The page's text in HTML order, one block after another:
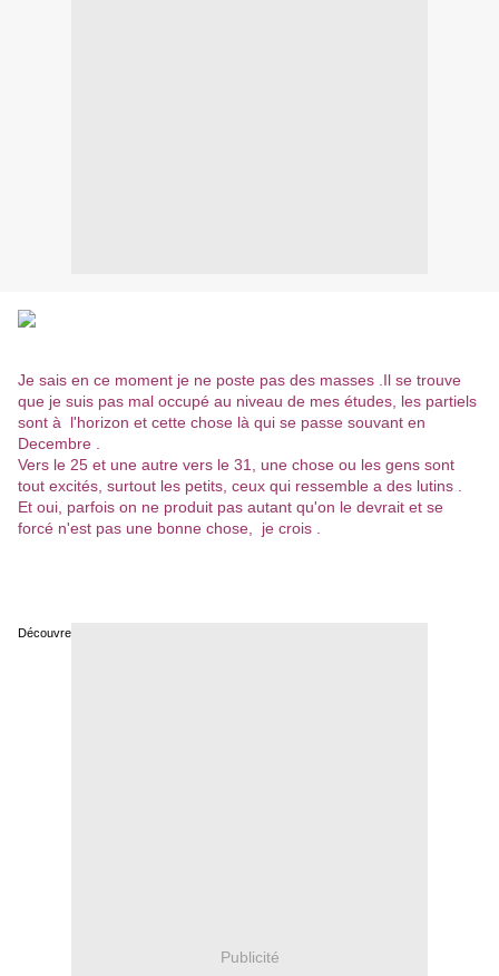
Je sais en ce moment je ne poste pas des masses .Il se trouve
que je suis pas mal occupé au niveau de mes études, les partiels
sont à l'horizon et cette chose là qui se passe souvant en
Decembre .
Vers le 25 et une autre vers le 31, une chose ou les gens sont
tout excités, surtout les petits, ceux qui ressemble a des lutins .
Et oui, parfois on ne produit pas autant qu'on le devrait et se
forcé n'est pas une bonne chose, je crois .
Découvrez
Publicité